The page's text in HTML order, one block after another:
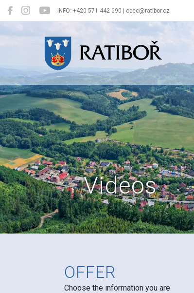
INFO: +420 571 442 090 | obec@ratibor.cz
Ratiboř
Videos
OFFER
Choose the information you are